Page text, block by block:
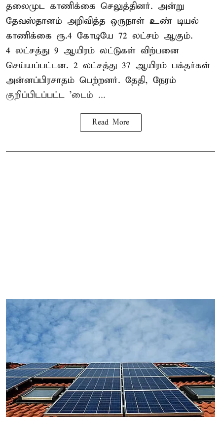
தலைமுட காணிக்கை செலுத்தினர். அன்று
தேவஸ்தானம் அறிவித்த ஒருநாள் உண் டியல்
காணிக்கை ரூ.4 கோடியே 72 லட்சம் ஆகும்.
4 லட்சத்து 9 ஆயிரம் லட்டுகள் விற்பனை
செய்யப்பட்டன. 2 லட்சத்து 37 ஆயிரம் பக்தர்கள்
அன்னப்பிரசாதம் பெற்றனர். தேதி, நேரம்
குறிப்பிடப்பட்ட 'டைம் ...
Read More